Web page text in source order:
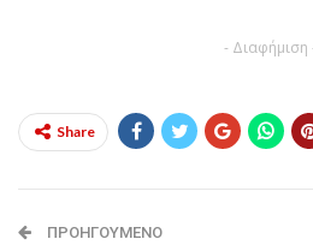
- Διαφήμιση
Share
ΠΡΟΗΓΟΎΜΕΝΟ